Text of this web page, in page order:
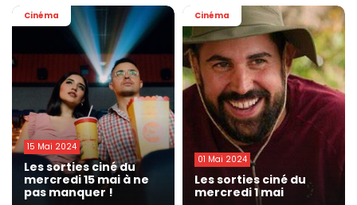
Cinéma
15 Mai 2024
Les sorties ciné du
mercredi 15 mai à ne
pas manquer !
Cinéma
01 Mai 2024
Les sorties ciné du
mercredi 1 mai